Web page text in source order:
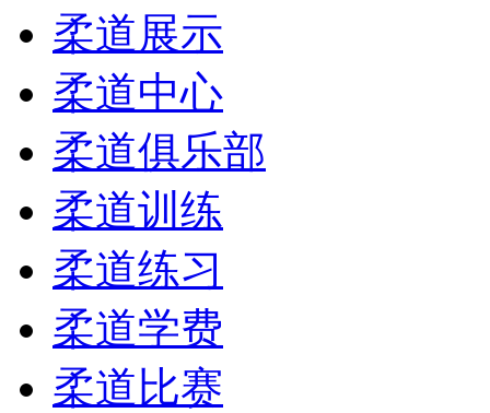
柔道展示
柔道中心
柔道俱乐部
柔道训练
柔道练习
柔道学费
柔道比赛